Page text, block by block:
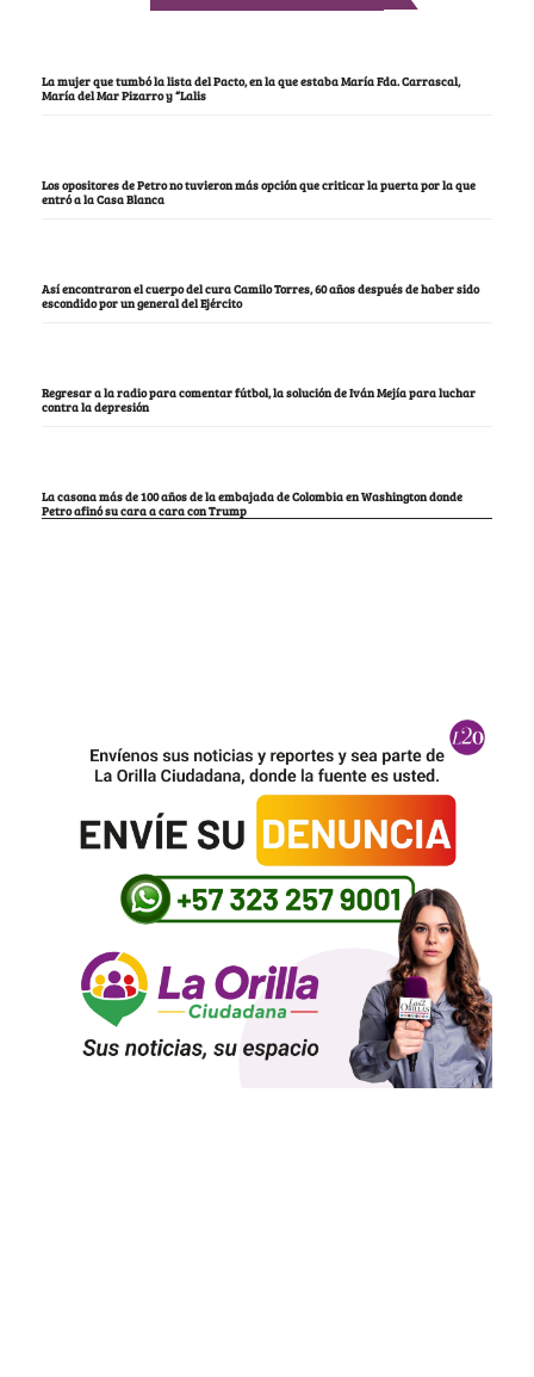
La mujer que tumbó la lista del Pacto, en la que estaba María Fda. Carrascal,
María del Mar Pizarro y “Lalis
Los opositores de Petro no tuvieron más opción que criticar la puerta por la que
entró a la Casa Blanca
Así encontraron el cuerpo del cura Camilo Torres, 60 años después de haber sido
escondido por un general del Ejército
Regresar a la radio para comentar fútbol, la solución de Iván Mejía para luchar
contra la depresión
La casona más de 100 años de la embajada de Colombia en Washington donde
Petro afinó su cara a cara con Trump